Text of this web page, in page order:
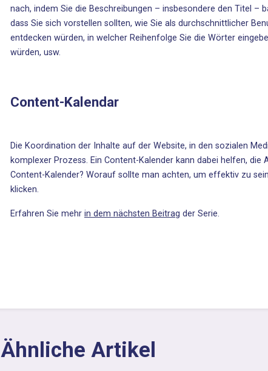
nach, indem Sie die Beschreibungen – insbesondere den Titel –
dass Sie sich vorstellen sollten, wie Sie als durchschnittlicher
entdecken würden, in welcher Reihenfolge Sie die Wörter
würden, usw.
Content-Kalendar
Die Koordination der Inhalte auf der Website, in den sozialen
komplexer Prozess. Ein Content-Kalender kann dabei helfen,
Content-Kalender? Worauf sollte man achten, um effektiv zu sein
klicken.
Erfahren Sie mehr in dem nächsten Beitrag der Serie.
Ähnliche Artikel